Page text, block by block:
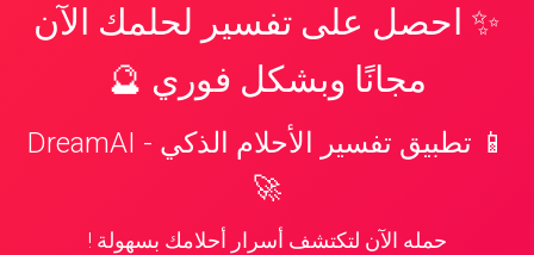
✨ احصل على تفسير لحلمك الآن
مجانًا وبشكل فوري 🔮
📱 تطبيق تفسير الأحلام الذكي - DreamAI
🚀
حمله الآن لتكتشف أسرار أحلامك بسهولة !